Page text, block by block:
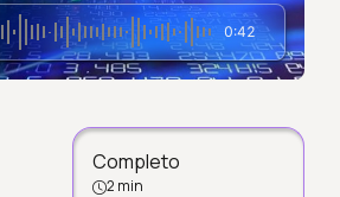
0:42
Completo
2 min